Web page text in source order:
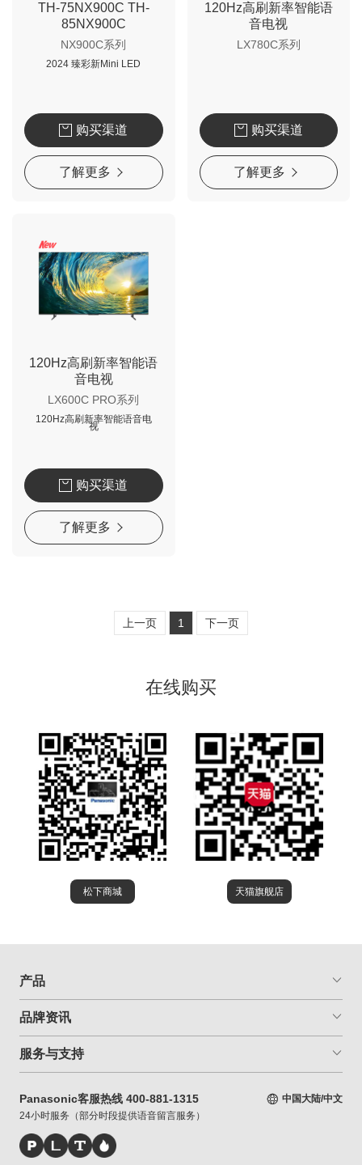
TH-75NX900C TH-
85NX900C
NX900C系列
2024 臻彩新Mini LED
购买渠道
了解更多
120Hz高刷新率智能语
音电视
LX780C系列
购买渠道
了解更多
120Hz高刷新率智能语
音电视
LX600C PRO系列
120Hz高刷新率智能语音电
视
购买渠道
了解更多
上一页 1 下一页
在线购买
松下商城 天猫旗舰店
产品
品牌资讯
服务与支持
Panasonic客服热线 400-881-1315
24小时服务（部分时段提供语音留言服务）
中国大陆/中文